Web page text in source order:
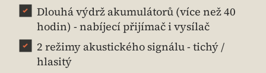
Dlouhá výdrž akumulátorů (více než 40
hodin) - nabíjecí přijímač i vysílač
2 režimy akustického signálu - tichý /
hlasitý